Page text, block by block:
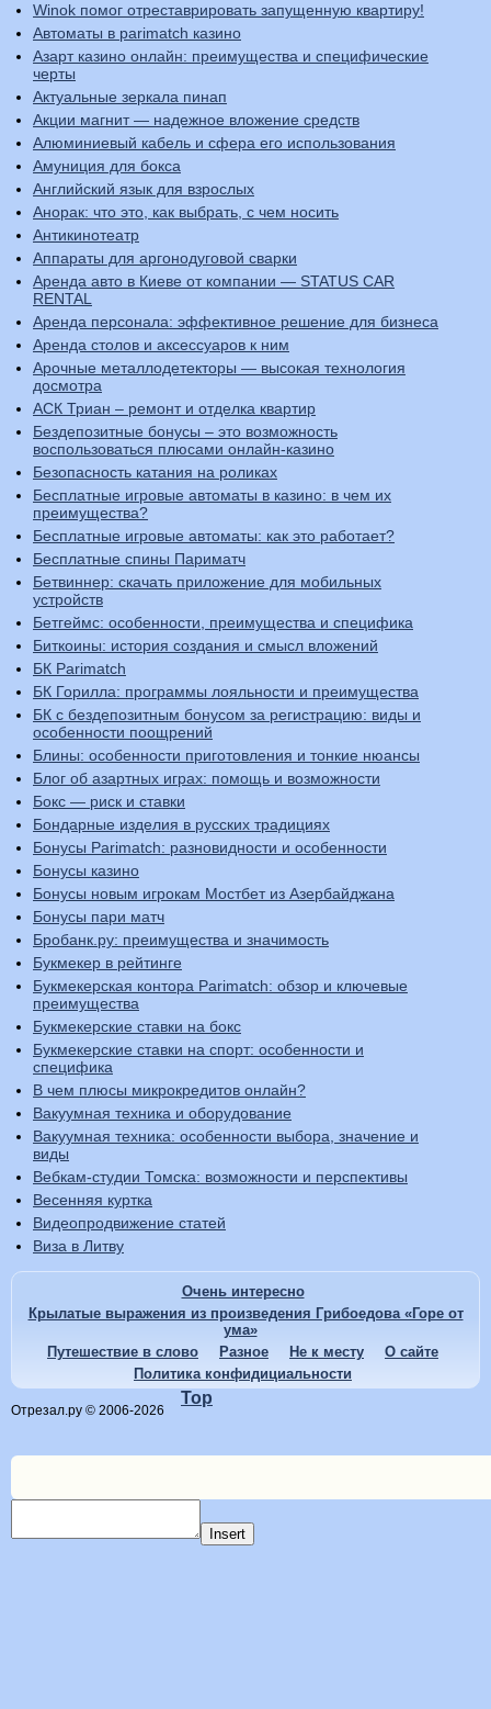
Winok помог отреставрировать запущенную квартиру!
Автоматы в parimatch казино
Азарт казино онлайн: преимущества и специфические
черты
Актуальные зеркала пинап
Акции магнит — надежное вложение средств
Алюминиевый кабель и сфера его использования
Амуниция для бокса
Английский язык для взрослых
Анорак: что это, как выбрать, с чем носить
Антикинотеатр
Аппараты для аргонодуговой сварки
Аренда авто в Киеве от компании — STATUS CAR
RENTAL
Аренда персонала: эффективное решение для бизнеса
Аренда столов и аксессуаров к ним
Арочные металлодетекторы — высокая технология
досмотра
АСК Триан – ремонт и отделка квартир
Бездепозитные бонусы – это возможность
воспользоваться плюсами онлайн-казино
Безопасность катания на роликах
Бесплатные игровые автоматы в казино: в чем их
преимущества?
Бесплатные игровые автоматы: как это работает?
Бесплатные спины Париматч
Бетвиннер: скачать приложение для мобильных
устройств
Бетгеймс: особенности, преимущества и специфика
Биткоины: история создания и смысл вложений
БК Parimatch
БК Горилла: программы лояльности и преимущества
БК с бездепозитным бонусом за регистрацию: виды и
особенности поощрений
Блины: особенности приготовления и тонкие нюансы
Блог об азартных играх: помощь и возможности
Бокс — риск и ставки
Бондарные изделия в русских традициях
Бонусы Parimatch: разновидности и особенности
Бонусы казино
Бонусы новым игрокам Мостбет из Азербайджана
Бонусы пари матч
Бробанк.ру: преимущества и значимость
Букмекер в рейтинге
Букмекерская контора Parimatch: обзор и ключевые
преимущества
Букмекерские ставки на бокс
Букмекерские ставки на спорт: особенности и
специфика
В чем плюсы микрокредитов онлайн?
Вакуумная техника и оборудование
Вакуумная техника: особенности выбора, значение и
виды
Вебкам-студии Томска: возможности и перспективы
Весенняя куртка
Видеопродвижение статей
Виза в Литву
Очень интересно
Крылатые выражения из произведения Грибоедова «Горе от
ума»
Путешествие в слово
Разное Не к месту
О сайте
Политика конфидициальности
Отрезал.ру © 2006-2026
Top
Insert